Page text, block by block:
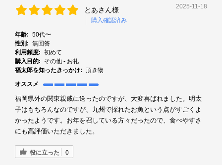
とあさん様
購入確認済み
2025-11-18
年齢: 50代〜
性別: 無回答
利用頻度: 初めて
購入目的:
その他 - お礼
福太郎を知ったきっかけ: 頂き物
オススメ
福岡県外の関東親戚に送ったのですが、大変喜ばれました。明太
子はもちろんなのですが、九州で採れたお魚という点がすごくよ
かったようです。お年を召している方々だったので、食べやすさ
にも高評価いただきました。
役に立った 0